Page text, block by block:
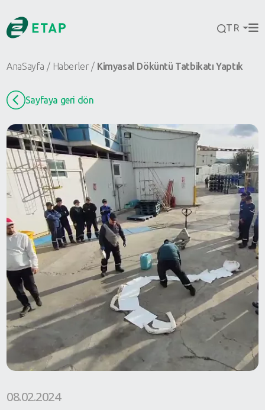
TR
AnaSayfa Haberler Kimyasal Döküntü Tatbikatı Yaptık
Sayfaya geri dön
08.02.2024